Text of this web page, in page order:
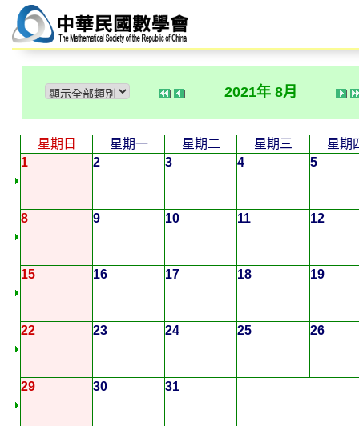
2021年 8月
星期日 星期一 星期二 星期三
星期
1
2 3 4 5
8 9 10 11 12
15 16 17 18 19
22 23 24 25 26
29 30 31